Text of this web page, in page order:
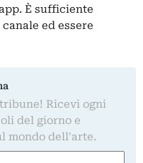
È sufficiente
ed essere
Ricevi ogni
del giorno e
mondo dell'arte.